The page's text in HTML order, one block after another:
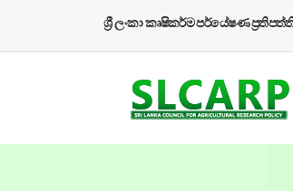
ශ්‍රී ලංකා කෘෂිකර්ම පර්යේෂණ